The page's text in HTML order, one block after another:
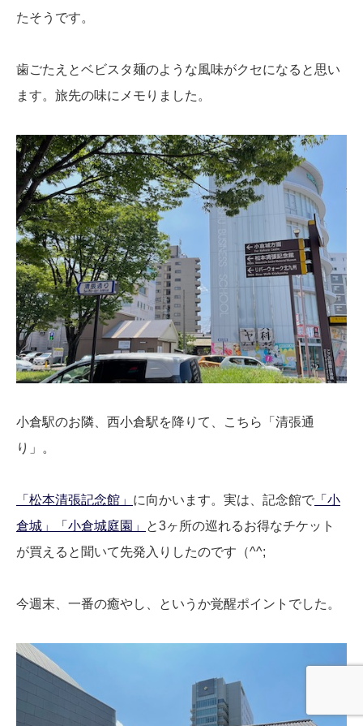
たそうです。
歯ごたえとベビスタ麺のような風味がクセになると思い
ます。旅先の味にメモりました。
小倉駅のお隣、西小倉駅を降りて、こちら「清張通
り」。
「松本清張記念館」 に向かいます。実は、記念館で 「小
倉城」
「小倉城庭園」
と3ヶ所の巡れるお得なチケット
が買えると聞いて先発入りしたのです（^^;
今週末、一番の癒やし、というか覚醒ポイントでした。